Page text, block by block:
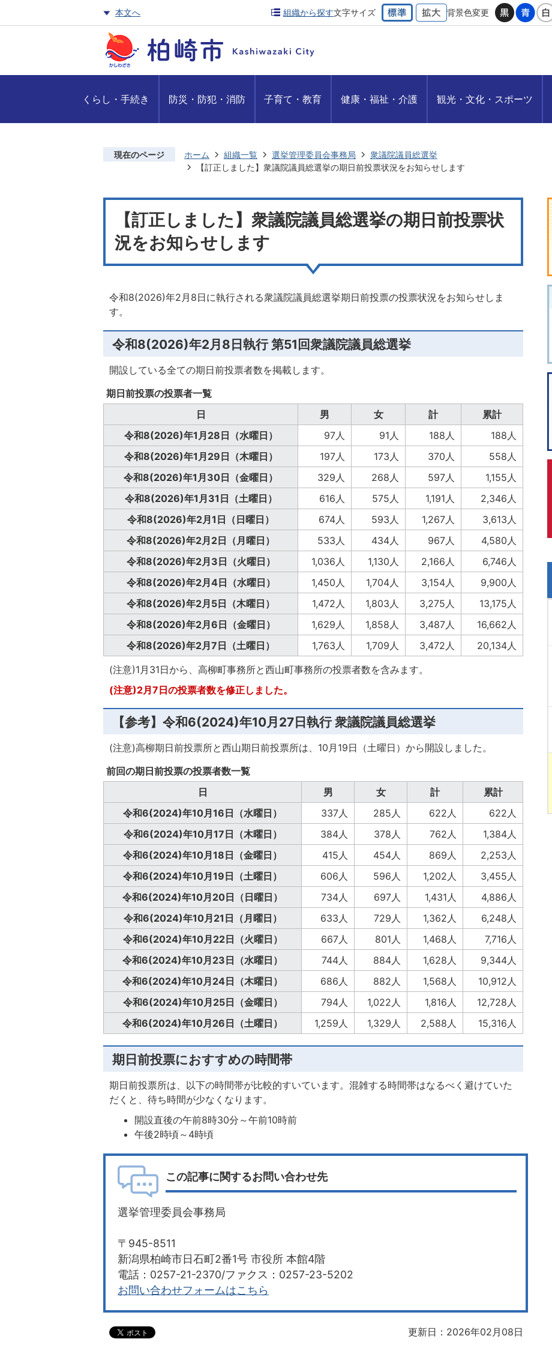
本文へ 組織から探す文字サイズ 背景色変更
くらし・手続き 防災・防犯・消防 子育て・教育 健康・福祉・介護 観光・文化・スポーツ
現在のページ ホーム 組織一覧 選挙管理委員会事務局
衆議院議員総選挙
【訂正しました】衆議院議員総選挙の期日前投票状況をお知らせします
【訂正しました】衆議院議員総選挙の期日前投票状
況をお知らせします
令和8(2026)年2月8日に執行される衆議院議員総選挙期日前投票の投票状況をお知らせしま
す。
令和8(2026)年2月8日執行 第51回衆議院議員総選挙
開設している全ての期日前投票者数を掲載します。
期日前投票の投票者一覧
日
男 女 計
累計
令和8(2026)年1月28日（水曜日）
97人 91人 188人
188人
令和8(2026)年1月29日（木曜日）
197人 173人 370人
558人
令和8(2026)年1月30日（金曜日）
329人 268人 597人
1,155人
令和8(2026)年1月31日（土曜日）
616人 575人 1,191人
2,346人
令和8(2026)年2月1日（日曜日）
674人 593人 1,267人
3,613人
令和8(2026)年2月2日（月曜日）
533人 434人 967人
4,580人
令和8(2026)年2月3日（火曜日）
1,036人 1,130人 2,166人
6,746人
令和8(2026)年2月4日（水曜日）
1,450人 1,704人 3,154人
9,900人
令和8(2026)年2月5日（木曜日）
1,472人 1,803人 3,275人
13,175人
令和8(2026)年2月6日（金曜日）
1,629人 1,858人 3,487人
16,662人
令和8(2026)年2月7日（土曜日）
1,763人 1,709人 3,472人
20,134人
(注意)1月31日から、高柳町事務所と西山町事務所の投票者数を含みます。
(注意)2月7日の投票者数を修正しました。
【参考】令和6(2024)年10月27日執行 衆議院議員総選挙
(注意)高柳期日前投票所と西山期日前投票所は、10月19日（土曜日）から開設しました。
前回の期日前投票の投票者数一覧
日
男 女 計
累計
令和6(2024)年10月16日（水曜日）
337人 285人 622人
622人
令和6(2024)年10月17日（木曜日）
384人 378人 762人
1,384人
令和6(2024)年10月18日（金曜日）
415人 454人 869人
2,253人
令和6(2024)年10月19日（土曜日）
606人 596人 1,202人
3,455人
令和6(2024)年10月20日（日曜日）
734人 697人 1,431人
4,886人
令和6(2024)年10月21日（月曜日）
633人 729人 1,362人
6,248人
令和6(2024)年10月22日（火曜日）
667人 801人 1,468人
7,716人
令和6(2024)年10月23日（水曜日）
744人 884人 1,628人
9,344人
令和6(2024)年10月24日（木曜日）
686人 882人 1,568人
10,912人
令和6(2024)年10月25日（金曜日）
794人 1,022人 1,816人
12,728人
令和6(2024)年10月26日（土曜日）
1,259人 1,329人 2,588人 15,316人
期日前投票におすすめの時間帯
期日前投票所は、以下の時間帯が比較的すいています。混雑する時間帯はなるべく避けていた
だくと、待ち時間が少なくなります。
開設直後の午前8時30分～午前10時前
午後2時頃～4時頃
この記事に関するお問い合わせ先
選挙管理委員会事務局
〒945-8511
新潟県柏崎市日石町2番1号 市役所 本館4階
電話：0257-21-2370/ファクス：0257-23-5202
お問い合わせフォームはこちら
更新日：2026年02月08日